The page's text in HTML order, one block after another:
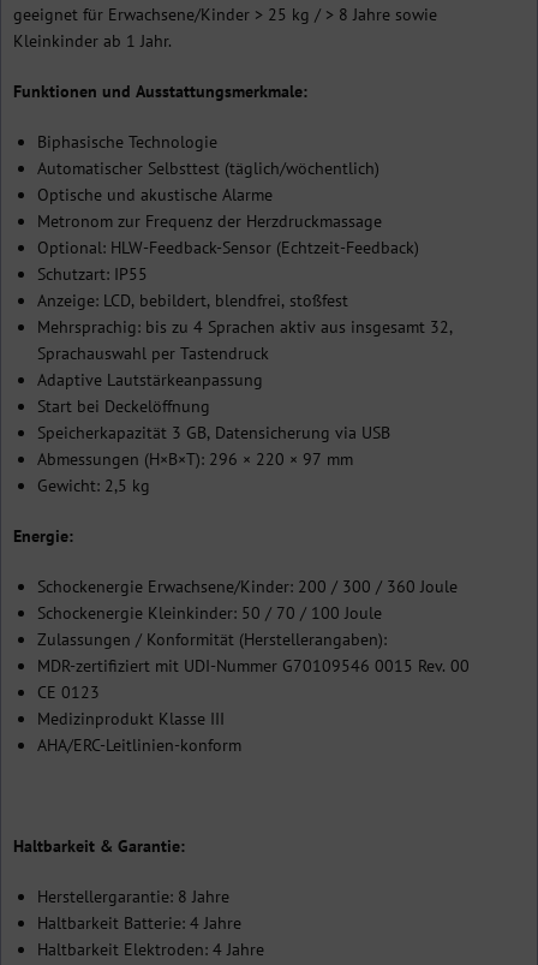
geeignet für Erwachsene/Kinder > 25 kg / > 8 Jahre sowie
Kleinkinder ab 1 Jahr.
Funktionen und Ausstattungsmerkmale:
Biphasische Technologie
Automatischer Selbsttest (täglich/wöchentlich)
Optische und akustische Alarme
Metronom zur Frequenz der Herzdruckmassage
Optional: HLW-Feedback-Sensor (Echtzeit-Feedback)
Schutzart: IP55
Anzeige: LCD, bebildert, blendfrei, stoßfest
Mehrsprachig: bis zu 4 Sprachen aktiv aus insgesamt 32,
Sprachauswahl per Tastendruck
Adaptive Lautstärkeanpassung
Start bei Deckelöffnung
Speicherkapazität 3 GB, Datensicherung via USB
Abmessungen (H×B×T): 296 × 220 × 97 mm
Gewicht: 2,5 kg
Energie:
Schockenergie Erwachsene/Kinder: 200 / 300 / 360 Joule
Schockenergie Kleinkinder: 50 / 70 / 100 Joule
Zulassungen / Konformität (Herstellerangaben):
MDR-zertifiziert mit UDI-Nummer G70109546 0015 Rev. 00
CE 0123
Medizinprodukt Klasse III
AHA/ERC-Leitlinien-konform
Haltbarkeit & Garantie:
Herstellergarantie: 8 Jahre
Haltbarkeit Batterie: 4 Jahre
Haltbarkeit Elektroden: 4 Jahre